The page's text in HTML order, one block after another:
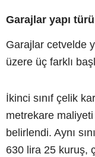
Garajlar yapı
Garajlar cetvelde
üzere üç farklı
İkinci sınıf çelik
metrekare
belirlendi. Aynı
630 lira 25 kuruş,